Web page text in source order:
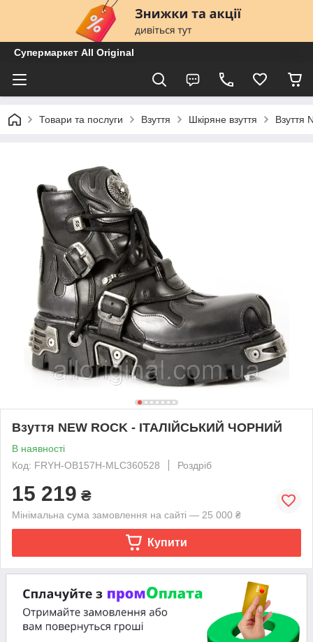
Супермаркет All Original
Товари та послуги Взуття Шкіряне взуття Взуття
Взуття NEW ROCK - ІТАЛІЙСЬКИЙ ЧОРНИЙ
В наявності
Код: FRYH-OB157H-MLC360528
Роздріб
15 219 ₴
Мінімальна сума замовлення на сайті — 25 000 ₴
Купити